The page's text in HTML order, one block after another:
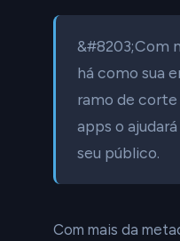
&#8203;Com
há como sua
ramo de
apps o
seu público.
Com mais da